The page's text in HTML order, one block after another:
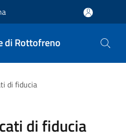
di Rottofreno
di fiducia
di fiducia